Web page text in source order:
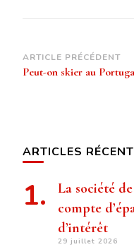
Navigation
d’article
ARTICLE PRÉCÉDENT
Peut-on skier au
ARTICLES
La société
compte
d’intérêt
29 juillet 2026